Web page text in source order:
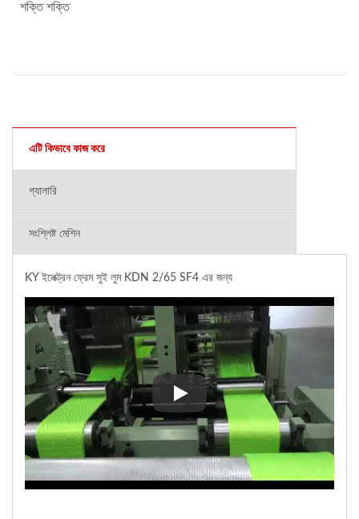
শক্তি শক্তি
এটি কিভাবে কাজ করে
গ্যালারি
সংশ্লিষ্ট মেশিন
KY ইলেক্ট্রন ফ্রেম সুই লুম KDN 2/65 SF4 এর জন্য
KY ইলেক্ট্রন ফ্রেম সুই লুম KDN 2/65